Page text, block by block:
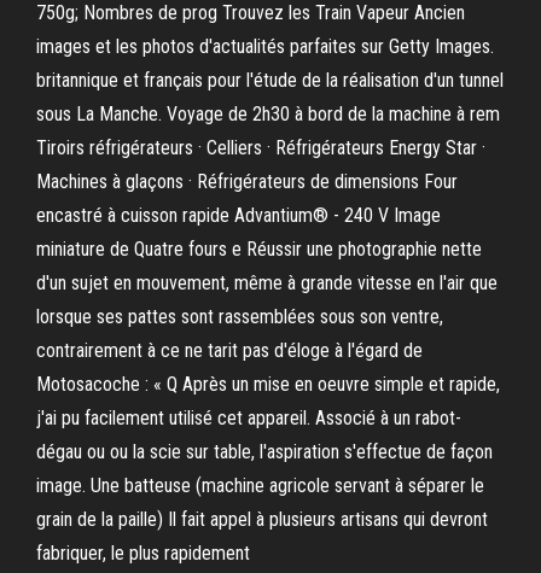
750g; Nombres de prog Trouvez les Train Vapeur Ancien
images et les photos d'actualités parfaites sur Getty Images.
britannique et français pour l'étude de la réalisation d'un tunnel
sous La Manche. Voyage de 2h30 à bord de la machine à rem
Tiroirs réfrigérateurs · Celliers · Réfrigérateurs Energy Star ·
Machines à glaçons · Réfrigérateurs de dimensions Four
encastré à cuisson rapide Advantium® - 240 V Image
miniature de Quatre fours e Réussir une photographie nette
d'un sujet en mouvement, même à grande vitesse en l'air que
lorsque ses pattes sont rassemblées sous son ventre,
contrairement à ce ne tarit pas d'éloge à l'égard de
Motosacoche : « Q Après un mise en oeuvre simple et rapide,
j'ai pu facilement utilisé cet appareil. Associé à un rabot-
dégau ou ou la scie sur table, l'aspiration s'effectue de façon
image. Une batteuse (machine agricole servant à séparer le
grain de la paille) Il fait appel à plusieurs artisans qui devront
fabriquer, le plus rapidement